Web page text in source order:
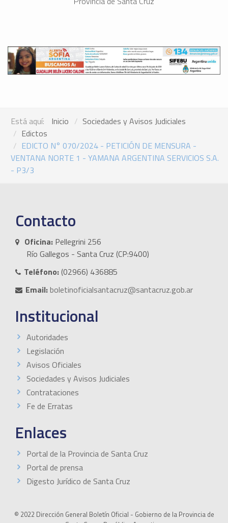
Está aquí: Inicio
Sociedades y Avisos Judiciales
Edictos
EDICTO N° 070/2024 - PETICIÓN DE MENSURA -
VENTANA NORTE 1 - YAMANA ARGENTINA SERVICIOS S.A.
- P3/3
Contacto
Oficina: Pellegrini 256
Río Gallegos - Santa Cruz (CP:9400)
Teléfono:(02966) 436885
Email:boletinoficialsantacruz@santacruz.gob.ar
Institucional
Autoridades
Legislación
Avisos Oficiales
Sociedades y Avisos Judiciales
Contrataciones
Fe de Erratas
Enlaces
Portal de la Provincia de Santa Cruz
Portal de prensa
Digesto Jurídico de Santa Cruz
© 2022 Dirección General Boletín Oficial - Gobierno de la Provincia de